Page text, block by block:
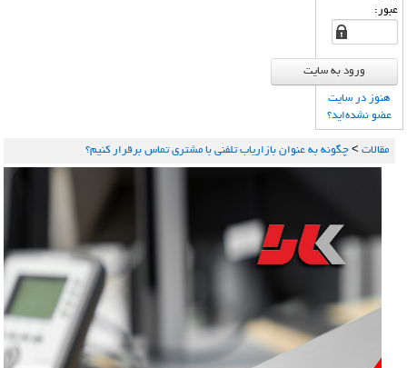
عبور:
هنوز در سایت
عضو نشده‌اید؟
مقالات >چگونه به عنوان بازاریاب تلفنی با مشتری تماس برقرار کنیم؟